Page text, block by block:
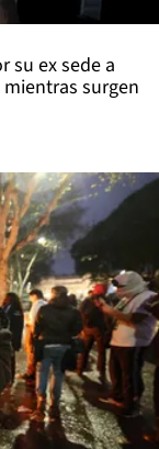
su ex sede a
surgen